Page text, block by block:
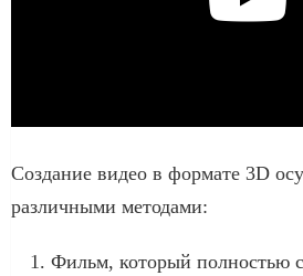
Создание видео в формате 3D
различными методами:
Фильм, который полностью